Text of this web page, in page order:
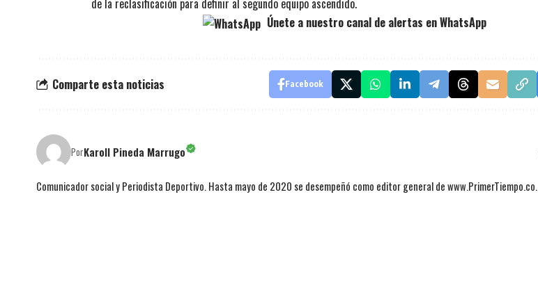
de la reclasificación para definir al segundo equipo ascendido.
Únete a nuestro canal de alertas en WhatsApp
Comparte esta noticias Facebook
PorKaroll Pineda Marrugo
Comunicador social y Periodista Deportivo. Hasta mayo de 2020 se desempeñó como editor general de www.PrimerTiempo.co.